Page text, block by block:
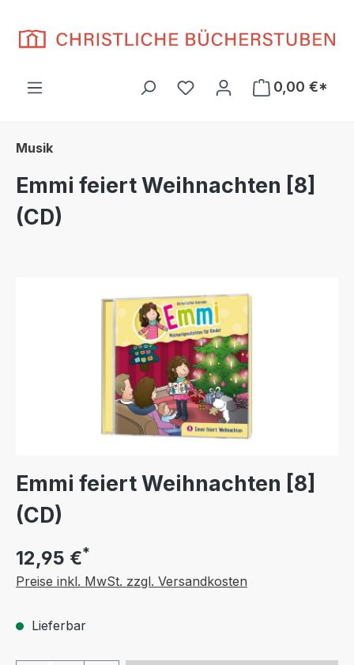
Du hast 0 Produkte auf
0,00 €*
Musik
Emmi feiert Weihnachten [8]
(CD)
Emmi feiert Weihnachten [8]
(CD)
12,95 €*
Preise inkl. MwSt. zzgl. Versandkosten
Lieferbar